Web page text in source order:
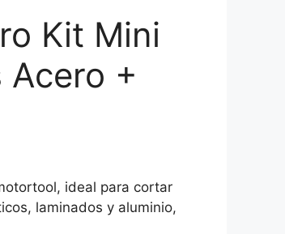
Kit Mini
Acero +
ideal para cortar
laminados y aluminio,